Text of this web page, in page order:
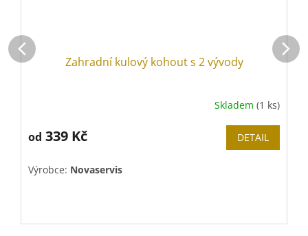
Zahradní kulový kohout s 2 vývody
Skladem (1 ks)
od 339 Kč DETAIL
Výrobce: Novaservis